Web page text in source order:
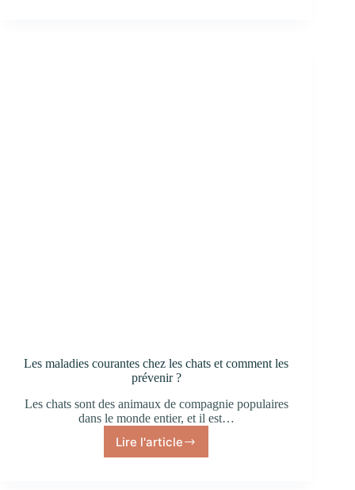
Les maladies courantes chez les chats et comment les
prévenir ?
Les chats sont des animaux de compagnie populaires
dans le monde entier, et il est…
Lire l'article